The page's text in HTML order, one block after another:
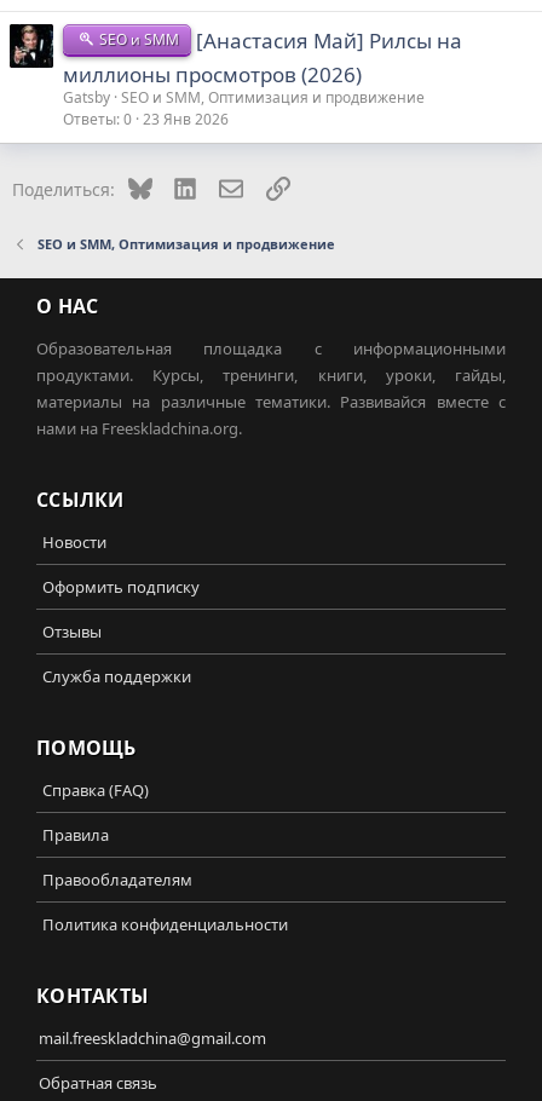
SEO и SMM
[Анастасия Май] Рилсы на
миллионы просмотров (2026)
Gatsby SEO и SMM, Оптимизация и продвижение
Ответы 0 23 Янв 2026
Поделиться: Bluesky LinkedInЭлектронная почта
Ссылка
SEO и SMM, Оптимизация и продвижение
О НАС
Образовательная площадка с информационными
продуктами. Курсы, тренинги, книги, уроки, гайды,
материалы на различные тематики. Развивайся вместе с
нами на Freeskladchina.org.
ССЫЛКИ
Новости
Оформить подписку
Отзывы
Служба поддержки
ПОМОЩЬ
Справка (FAQ)
Правила
Правообладателям
Политика конфиденциальности
КОНТАКТЫ
mail.freeskladchina@gmail.com
Обратная связь